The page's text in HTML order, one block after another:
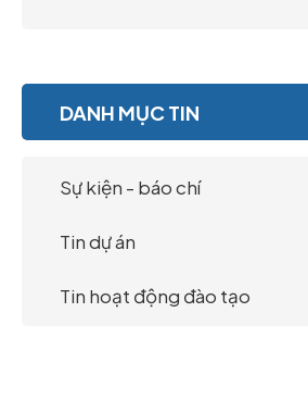
DANH MỤC TIN
Sự kiện - báo chí
Tin dự án
Tin hoạt động đào tạo